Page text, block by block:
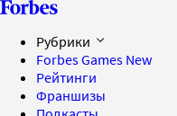
Рубрики
Forbes Games New
Рейтинги
Франшизы